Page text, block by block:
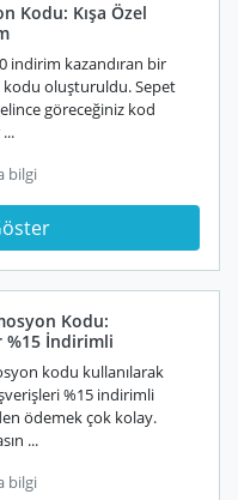
Kodu: Kışa Özel
indirim kazandıran bir
kodu oluşturuldu. Sepet
göreceğiniz kod
bilgi
Kodu:
%15 İndirimli
kodu kullanılarak
%15 indirimli
ödemek çok kolay.
...
bilgi